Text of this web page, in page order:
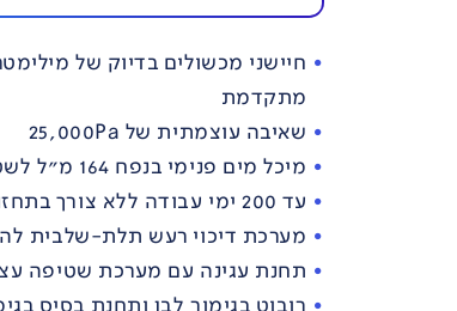
חיישני מכשולים בדיוק של
מתקדמת
שאיבה עוצמתית של 25,000Pa
מיכל מים פנימי בנפח 164 מ"ל לשטיפה רציפה
עד 200 ימי עבודה ללא צורך בתחזוקה
מערכת דיכוי רעש תלת-שלבית
תחנת עגינה עם מערכת שטיפה
רובוט בגימור לבן ותחנת בסיס